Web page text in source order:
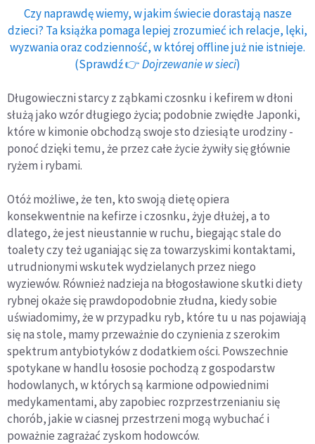
Czy naprawdę wiemy, w jakim świecie dorastają nasze
dzieci? Ta książka pomaga lepiej zrozumieć ich relacje, lęki,
wyzwania oraz codzienność, w której offline już nie istnieje.
(Sprawdź 👉Dojrzewanie w sieci)
Długowieczni starcy z ząbkami czosnku i kefirem w dłoni
służą jako wzór długiego życia; podobnie zwiędłe Japonki,
które w kimonie obchodzą swoje sto dziesiąte urodziny -
ponoć dzięki temu, że przez całe życie żywiły się głównie
ryżem i rybami.
Otóż możliwe, że ten, kto swoją dietę opiera
konsekwentnie na kefirze i czosnku, żyje dłużej, a to
dlatego, że jest nieustannie w ruchu, biegając stale do
toalety czy też uganiając się za towarzyskimi kontaktami,
utrudnionymi wskutek wydzielanych przez niego
wyziewów. Również nadzieja na błogosławione skutki diety
rybnej okaże się prawdopodobnie złudna, kiedy sobie
uświadomimy, że w przypadku ryb, które tu u nas pojawiają
się na stole, mamy przeważnie do czynienia z szerokim
spektrum antybiotyków z dodatkiem ości. Powszechnie
spotykane w handlu łososie pochodzą z gospodarstw
hodowlanych, w których są karmione odpowiednimi
medykamentami, aby zapobiec rozprzestrzenianiu się
chorób, jakie w ciasnej przestrzeni mogą wybuchać i
poważnie zagrażać zyskom hodowców.